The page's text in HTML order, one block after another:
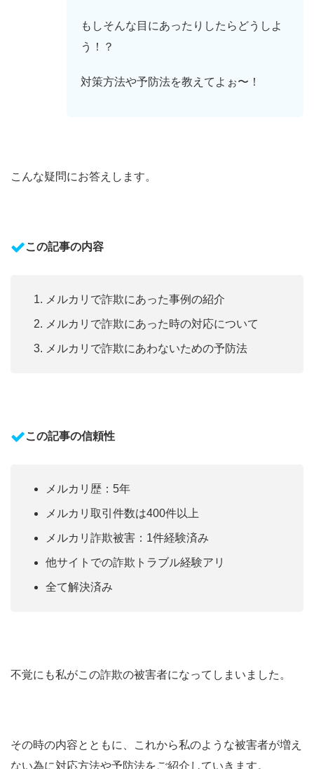
もしそんな目にあったりしたらどうしよ
う！？
対策方法や予防法を教えてよぉ〜！
こんな疑問にお答えします。
この記事の内容
メルカリで詐欺にあった事例の紹介
メルカリで詐欺にあった時の対応について
メルカリで詐欺にあわないための予防法
この記事の信頼性
メルカリ歴：5年
メルカリ取引件数は400件以上
メルカリ詐欺被害：1件経験済み
他サイトでの詐欺トラブル経験アリ
全て解決済み
不覚にも私がこの詐欺の被害者になってしまいました。
その時の内容とともに、これから私のような被害者が増え
ない為に対応方法や予防法をご紹介していきます。